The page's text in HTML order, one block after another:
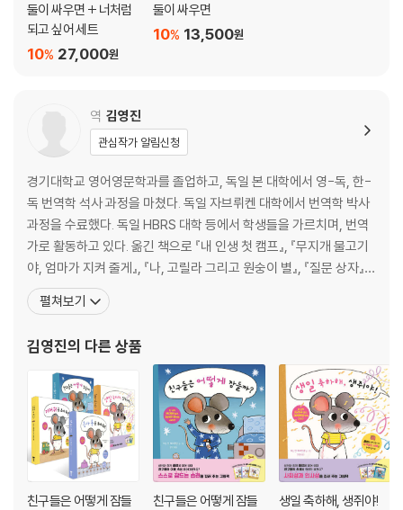
둘이 싸우면 + 너처럼
되고 싶어 세트
27,000원
10%
둘이 싸우면
13,500원
10%
역 김영진
관심작가 알림신청
경기대학교 영어영문학과를 졸업하고, 독일 본 대학에서 영-독, 한-
독 번역학 석사 과정을 마쳤다. 독일 자브뤼켄 대학에서 번역학 박사
과정을 수료했다. 독일 HBRS 대학 등에서 학생들을 가르치며, 번역
가로 활동하고 있다. 옮긴 책으로 『내 인생 첫 캠프』, 『무지개 물고기
야, 엄마가 지켜 줄게』, 『나, 고릴라 그리고 원숭이 별』, 『질문 상자』,
『아빠를 위해 죽은 생쥐』, 『아빠가 덤불이 되었을 때』, 『당나귀 실베
스터와 요술 조약돌』, 『용감한 아이린』, 「엉뚱한 슈타니 가족」 시리
『열네 살의
펼쳐보기
김영진의 다른 상품
친구들은 어떻게 잠들
친구들은 어떻게 잠들
생일 축하해, 생쥐야!